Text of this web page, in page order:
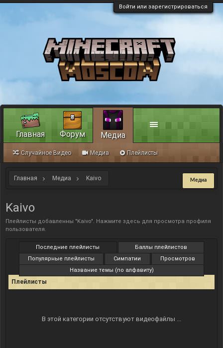
Войти или зарегистрироваться
Медиа
Главная Медиа Kaivo
Kaivo
Плейлисты добавленны "Kaivo". Нажмите здесь для просмотра профиля
пользователя.
Последние плейлисты
Баллы плейлистов
Популярные плейлисты
Симпатии
Просмотров
Название темы (по алфавиту)
Плейлисты
В этой категории отсутствуют видеофайлы ...
Главная Форум Медиа
Случайное Видео Медиа Плейлисты